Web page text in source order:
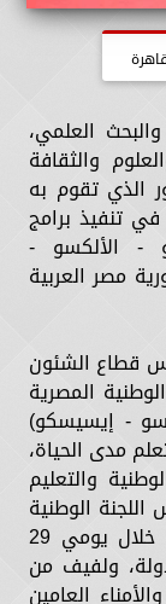
العلمي،
والثقافة
الذي تقوم به
تنفيذ برامج
- الألكسو -
مصر العربية
قطاع الشئون
المصرية
- إيسيسكو)
مدى الحياة،
والتعليم
اللجنة الوطنية
المغربية للتربية والعلوم والثقافة، وذلك خلال يومي 29
الجاري، وبمُشاركة مُمثلي ٣٩ دولة، ولفيف من
العامين